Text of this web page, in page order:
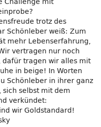
trotz des
Schönleber weiß: Zum
mehr Lebenserfahrung,
vertragen nur noch
tragen wir alles mit
in beige! In Worten
Schönleber in ihrer ganz
selbst mit dem
verkündet:
wir Goldstandard!